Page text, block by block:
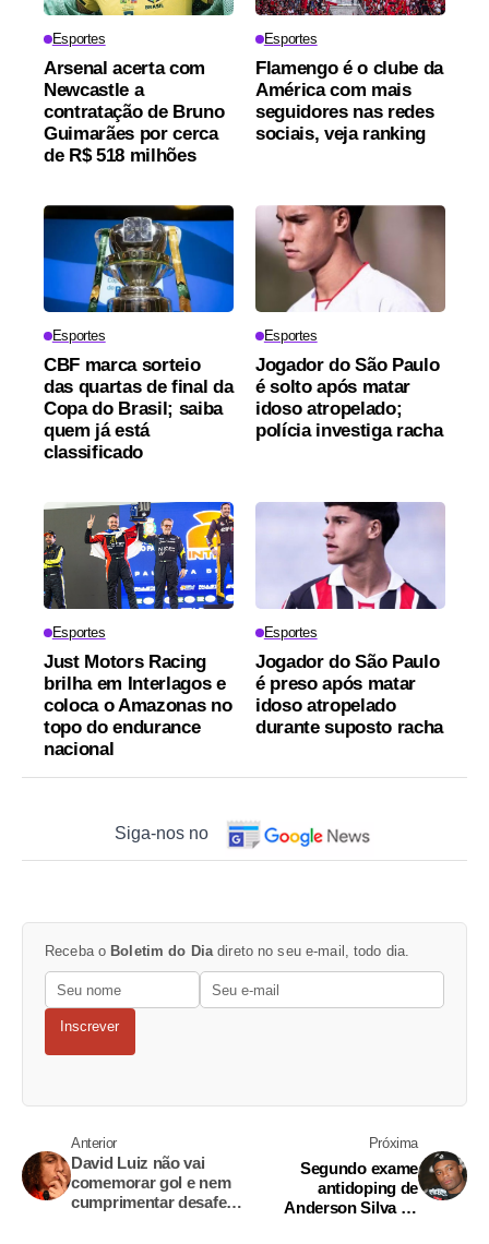
Esportes
Arsenal acerta com
Newcastle a
contratação de Bruno
Guimarães por cerca
de R$ 518 milhões
Esportes
Flamengo é o clube da
América com mais
seguidores nas redes
sociais, veja ranking
Esportes
CBF marca sorteio
das quartas de final da
Copa do Brasil; saiba
quem já está
classificado
Esportes
Jogador do São Paulo
é solto após matar
idoso atropelado;
polícia investiga racha
Esportes
Just Motors Racing
brilha em Interlagos e
coloca o Amazonas no
topo do endurance
nacional
Esportes
Jogador do São Paulo
é preso após matar
idoso atropelado
durante suposto racha
Siga-nos no
Receba o Boletim do Dia direto no seu e-mail, todo dia.
Inscrever
Anterior
David Luiz não vai
comemorar gol e nem
cumprimentar desafeto
Próxima
Segundo exame
antidoping de
Anderson Silva dá